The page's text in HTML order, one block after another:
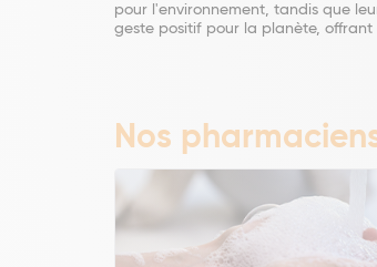
pour l'environnement, tandis que
geste positif pour la planète,
Nos